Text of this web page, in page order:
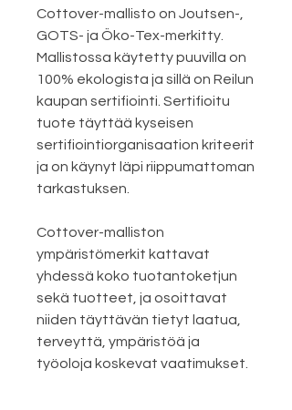
Cottover-mallisto on Joutsen-,
GOTS- ja Öko-Tex-merkitty.
Mallistossa käytetty puuvilla on
100% ekologista ja sillä on Reilun
kaupan sertifiointi. Sertifioitu
tuote täyttää kyseisen
sertifiointiorganisaation kriteerit
ja on käynyt läpi riippumattoman
tarkastuksen.
Cottover-malliston
ympäristömerkit kattavat
yhdessä koko tuotantoketjun
sekä tuotteet, ja osoittavat
niiden täyttävän tietyt laatua,
terveyttä, ympäristöä ja
työoloja koskevat vaatimukset.